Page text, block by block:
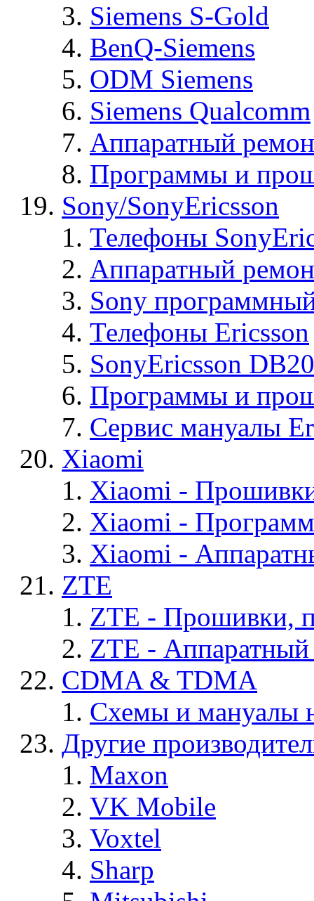
Siemens S-Gold
BenQ-Siemens
ODM Siemens
Siemens Qualcomm
Аппаратный
Программы и
Sony/SonyEricsson
Телефоны
Аппаратный
Sony
Телефоны Ericsson
SonyEricsson
Программы и
Сервис мануалы
Xiaomi
Xiaomi -
Xiaomi -
Xiaomi -
ZTE
ZTE - Прошивки,
ZTE -
CDMA & TDMA
Схемы и мануалы
Другие
Maxon
VK Mobile
Voxtel
Sharp